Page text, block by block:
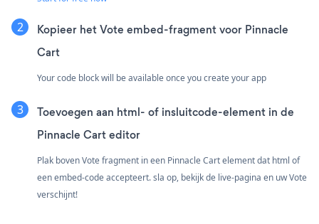
Kopieer het Vote embed-fragment voor Pinnacle
Cart
Your code block will be available once you create your app
Toevoegen aan html- of insluitcode-element in de
Pinnacle Cart editor
Plak boven Vote fragment in een Pinnacle Cart element dat html of
een embed-code accepteert. sla op, bekijk de live-pagina en uw Vote
verschijnt!